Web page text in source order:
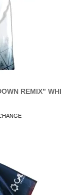
REMIX” WHI